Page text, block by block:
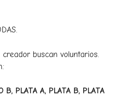
buscan voluntarios.
B, PLATA A, PLATA B, PLATA